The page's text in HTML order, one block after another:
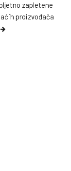
zapletene
proizvođača